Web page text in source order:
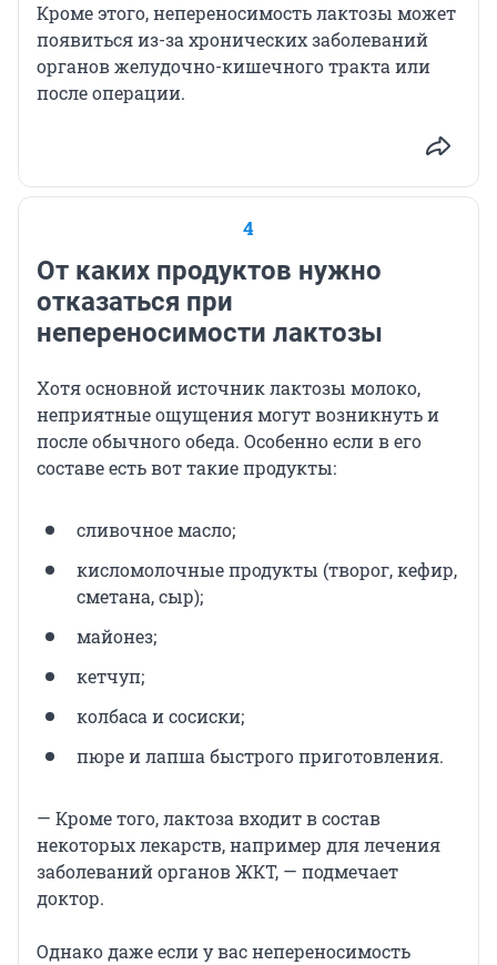
Кроме этого, непереносимость лактозы может
появиться из-за хронических заболеваний
органов желудочно-кишечного тракта или
после операции.
4
От каких продуктов нужно
отказаться при
непереносимости лактозы
Хотя основной источник лактозы молоко,
неприятные ощущения могут возникнуть и
после обычного обеда. Особенно если в его
составе есть вот такие продукты:
сливочное масло;
кисломолочные продукты (творог, кефир,
сметана, сыр);
майонез;
кетчуп;
колбаса и сосиски;
пюре и лапша быстрого приготовления.
— Кроме того, лактоза входит в состав
некоторых лекарств, например для лечения
заболеваний органов ЖКТ, — подмечает
доктор.
Однако даже если у вас непереносимость